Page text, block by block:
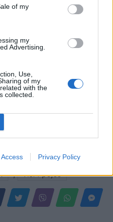
of my
my
Advertising.
Use,
of my
with the
collected.
Privacy Policy
, port side
, visi i pojes